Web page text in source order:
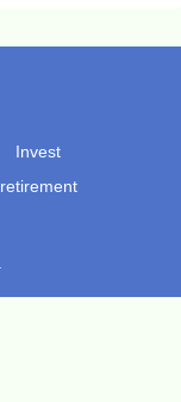
Invest
retirement